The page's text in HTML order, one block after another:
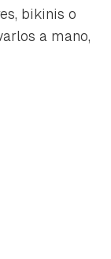
bikinis o
a mano,